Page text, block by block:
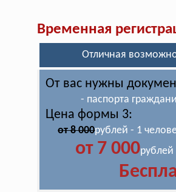
Временная
Отличная
От вас нужны
- паспорта
Цена формы 3:
от 8 000рублей - 1
от 7 000рублей